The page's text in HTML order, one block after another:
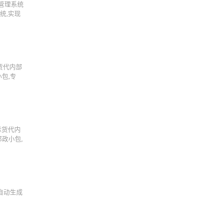
理系统
,实现
代内部
,专
代内
小包,
动生成